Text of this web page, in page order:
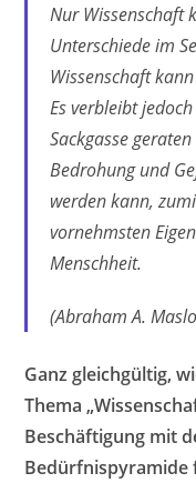
Nur Wissenschaft
Unterschiede im
Wissenschaft
Es verbleibt
Sackgasse
Bedrohung und
werden kann,
vornehmsten
Menschheit.
(Abraham A.
Ganz gleichgültig,
Thema
Beschäftigung mit
Bedürfnispyramide